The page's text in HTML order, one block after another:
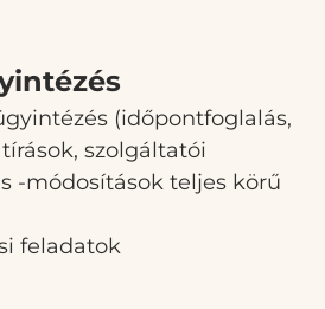
(időpontfoglalás,
szolgáltatói
-módosítások teljes körű
feladatok